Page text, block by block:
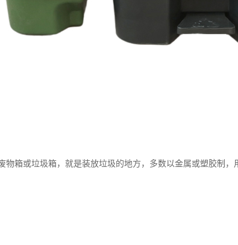
物箱或垃圾箱，就是装放垃圾的地方，多数以金属或塑胶制